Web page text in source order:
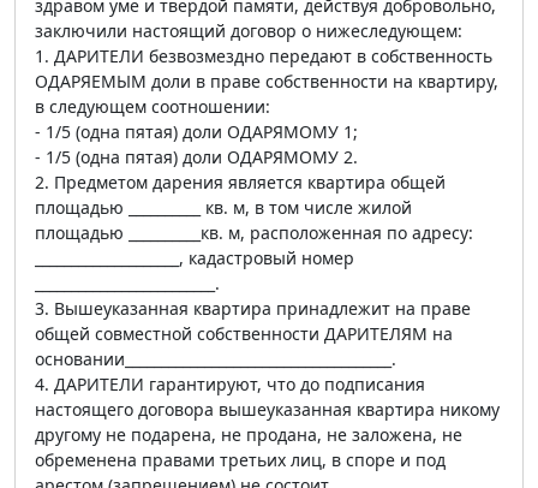
здравом уме и твердой памяти, действуя добровольно,
заключили настоящий договор о нижеследующем:
1. ДАРИТЕЛИ безвозмездно передают в собственность
ОДАРЯЕМЫМ доли в праве собственности на квартиру,
в следующем соотношении:
- 1/5 (одна пятая) доли ОДАРЯМОМУ 1;
- 1/5 (одна пятая) доли ОДАРЯМОМУ 2.
2. Предметом дарения является квартира общей
площадью __________ кв. м, в том числе жилой
площадью __________кв. м, расположенная по адресу:
____________________, кадастровый номер
_________________________.
3. Вышеуказанная квартира принадлежит на праве
общей совместной собственности ДАРИТЕЛЯМ на
основании_____________________________________.
4. ДАРИТЕЛИ гарантируют, что до подписания
настоящего договора вышеуказанная квартира никому
другому не подарена, не продана, не заложена, не
обременена правами третьих лиц, в споре и под